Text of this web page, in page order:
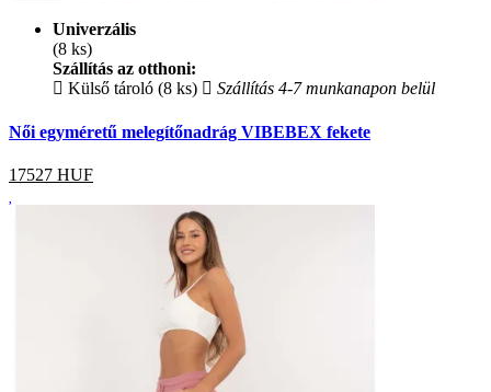
Univerzális
(8 ks)
Szállítás az otthoni:
Külső tároló (8 ks)
Szállítás 4-7 munkanapon belül
Női egyméretű melegítőnadrág VIBEBEX fekete
17527 HUF